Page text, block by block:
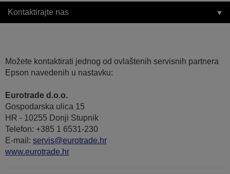
Kontaktirajte nas
Možete kontaktirati jednog od ovlaštenih servisnih partnera
Epson navedenih u nastavku:
Eurotrade d.o.o.
Gospodarska ulica 15
HR - 10255 Donji Stupnik
Telefon: +385 1 6531-230
E-mail: servis@eurotrade.hr
www.eurotrade.hr